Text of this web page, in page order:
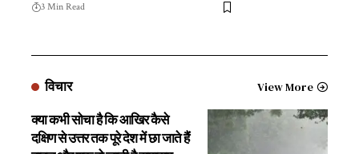
3 Min Read
विचार View More
क्या कभी सोचा है कि आखिर कैसे
दक्षिण से उत्तर तक पूरे देश में छा जाते हैं